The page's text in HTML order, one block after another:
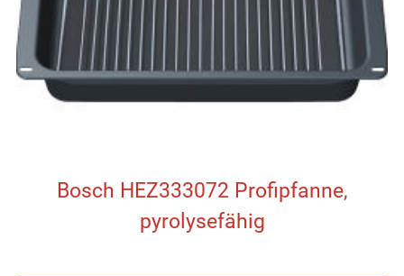
Bosch HEZ333072 Profipfanne,
pyrolysefähig